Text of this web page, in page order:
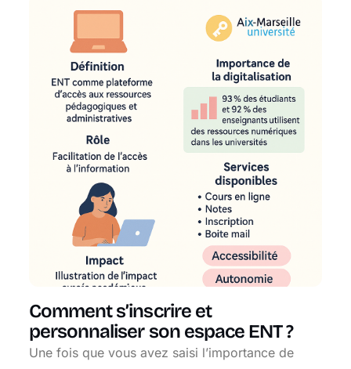
Comment s’inscrire et
personnaliser son espace ENT ?
Une fois que vous avez saisi l’importance de